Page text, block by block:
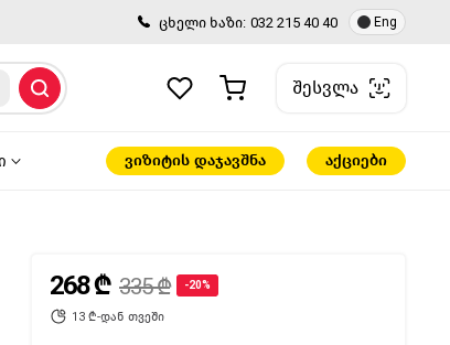
ცხელი ხაზი: 032 215 40 40 Eng
შესვლა
ვიზიტის დაჯავშნა აქციები
268 ₾ 335 ₾ -20%
13 ₾-დან თვეში